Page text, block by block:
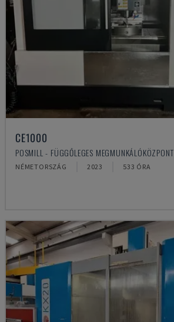
CE1000
POSMILL - FÜGGŐLEGES MEGMUNKÁLÓKÖZPONT
NÉMETORSZÁG 2023 533 ÓRA